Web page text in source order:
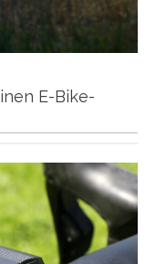
E-Bike-